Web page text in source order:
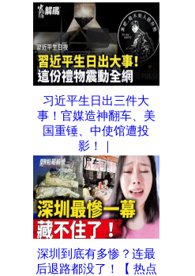
习近平生日出三件大
事！官媒造神翻车、美
国重锤、中使馆遭投
影！｜
深圳到底有多惨？连最
后退路都没了！【 热点